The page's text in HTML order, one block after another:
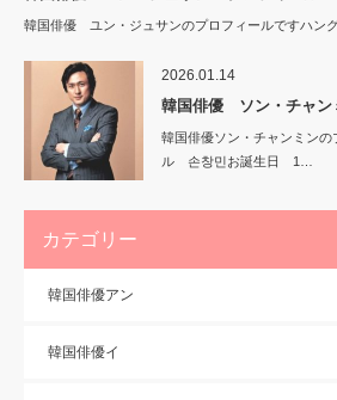
韓国俳優 ユン・ジュサンのプロフィールですハン
2026.01.14
韓国俳優 ソン・チャ
韓国俳優ソン・チャンミン
ル 손창민お誕生日 1…
カテゴリー
韓国俳優アン
韓国俳優イ